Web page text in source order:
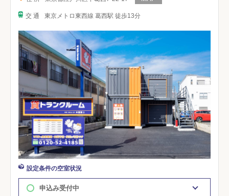
交 通 東京メトロ東西線 葛西駅 徒歩13分
設定条件の空室状況
申込み受付中